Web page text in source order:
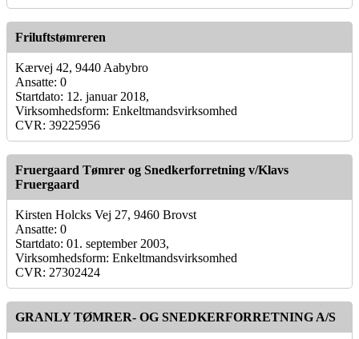
Friluftstømreren
Kærvej 42, 9440 Aabybro
Ansatte: 0
Startdato: 12. januar 2018,
Virksomhedsform: Enkeltmandsvirksomhed
CVR: 39225956
Fruergaard Tømrer og Snedkerforretning v/Klavs
Fruergaard
Kirsten Holcks Vej 27, 9460 Brovst
Ansatte: 0
Startdato: 01. september 2003,
Virksomhedsform: Enkeltmandsvirksomhed
CVR: 27302424
GRANLY TØMRER- OG SNEDKERFORRETNING A/S